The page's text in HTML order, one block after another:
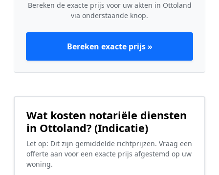
Bereken de exacte prijs voor uw akten in Ottoland
via onderstaande knop.
Bereken exacte prijs »
Wat kosten notariële diensten
in Ottoland? (Indicatie)
Let op: Dit zijn gemiddelde richtprijzen. Vraag een
offerte aan voor een exacte prijs afgestemd op uw
woning.